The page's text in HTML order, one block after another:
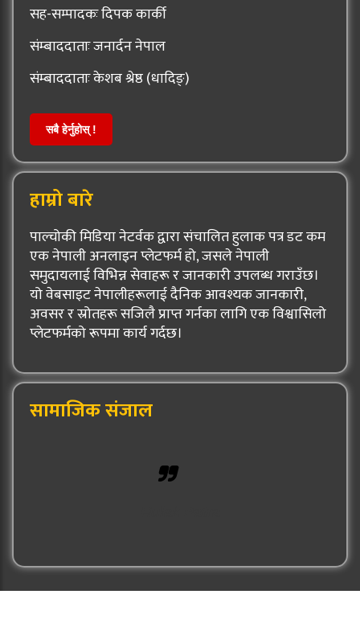
सह-सम्पादकः दिपक कार्की
संम्बाददाताः जनार्दन नेपाल
संम्बाददाताः केशब श्रेष्ठ (धादिङ्)
सबै हेर्नुहोस् !
हाम्रो बारे
पाल्चोकी मिडिया नेटर्वक द्वारा संचालित हुलाक पत्र डट कम
एक नेपाली अनलाइन प्लेटफर्म हो, जसले नेपाली
समुदायलाई विभिन्न सेवाहरू र जानकारी उपलब्ध गराउँछ।
यो वेबसाइट नेपालीहरूलाई दैनिक आवश्यक जानकारी,
अवसर र स्रोतहरू सजिलै प्राप्त गर्नका लागि एक विश्वासिलो
प्लेटफर्मको रूपमा कार्य गर्दछ।
सामाजिक संजाल